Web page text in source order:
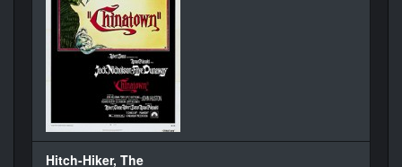
Hitch-Hiker, The